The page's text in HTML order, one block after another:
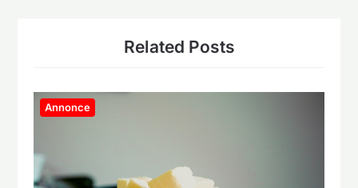
Related Posts
Annonce